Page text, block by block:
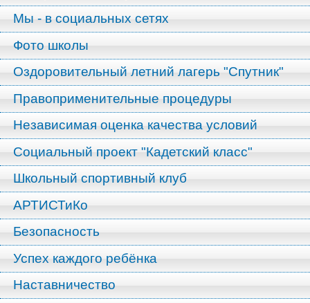
Мы - в социальных сетях
Фото школы
Оздоровительный летний лагерь "Спутник"
Правоприменительные процедуры
Независимая оценка качества условий
Социальный проект "Кадетский класс"
Школьный спортивный клуб
АРТИСТиКо
Безопасность
Успех каждого ребёнка
Наставничество